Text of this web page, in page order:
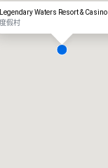
Legendary Waters Resort & Casino
度假村